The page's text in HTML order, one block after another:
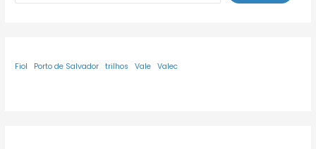
Fiol Porto de Salvador trilhos Vale Valec